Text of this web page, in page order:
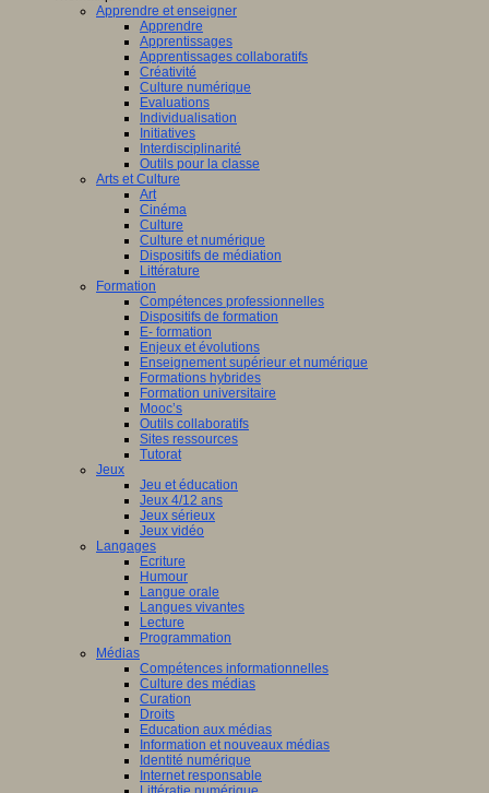
Apprendre et enseigner
Apprendre
Apprentissages
Apprentissages collaboratifs
Créativité
Culture numérique
Evaluations
Individualisation
Initiatives
Interdisciplinarité
Outils pour la classe
Arts et Culture
Art
Cinéma
Culture
Culture et numérique
Dispositifs de médiation
Littérature
Formation
Compétences professionnelles
Dispositifs de formation
E- formation
Enjeux et évolutions
Enseignement supérieur et numérique
Formations hybrides
Formation universitaire
Mooc’s
Outils collaboratifs
Sites ressources
Tutorat
Jeux
Jeu et éducation
Jeux 4/12 ans
Jeux sérieux
Jeux vidéo
Langages
Ecriture
Humour
Langue orale
Langues vivantes
Lecture
Programmation
Médias
Compétences informationnelles
Culture des médias
Curation
Droits
Education aux médias
Information et nouveaux médias
Identité numérique
Internet responsable